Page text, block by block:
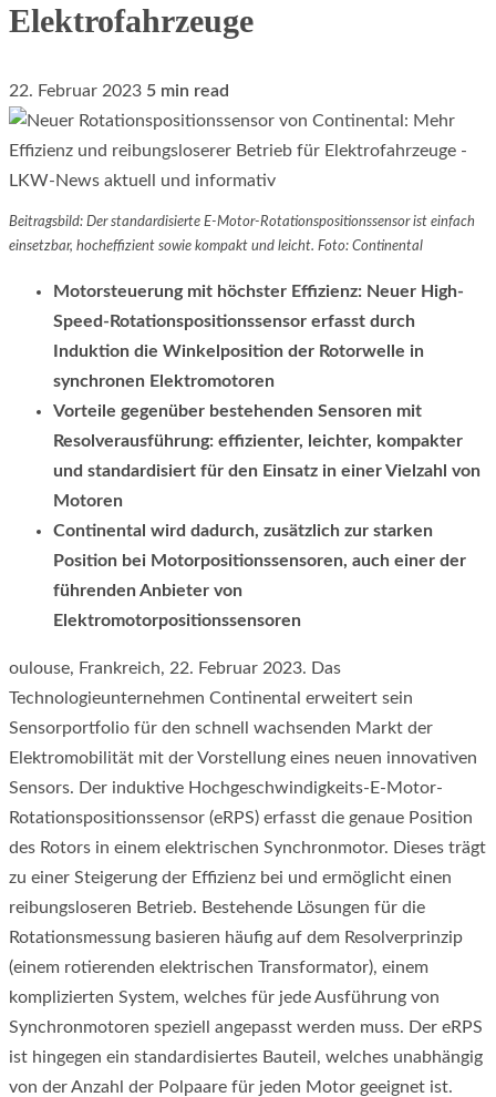
Elektrofahrzeuge
22. Februar 2023 5 min read
Beitragsbild: Der standardisierte E-Motor-Rotationspositionssensor ist einfach
einsetzbar, hocheffizient sowie kompakt und leicht. Foto: Continental
Motorsteuerung mit höchster Effizienz: Neuer High-
Speed-Rotationspositionssensor erfasst durch
Induktion die Winkelposition der Rotorwelle in
synchronen Elektromotoren
Vorteile gegenüber bestehenden Sensoren mit
Resolverausführung: effizienter, leichter, kompakter
und standardisiert für den Einsatz in einer Vielzahl von
Motoren
Continental wird dadurch, zusätzlich zur starken
Position bei Motorpositionssensoren, auch einer der
führenden Anbieter von
Elektromotorpositionssensoren
oulouse, Frankreich, 22. Februar 2023. Das
Technologieunternehmen Continental erweitert sein
Sensorportfolio für den schnell wachsenden Markt der
Elektromobilität mit der Vorstellung eines neuen innovativen
Sensors. Der induktive Hochgeschwindigkeits-E-Motor-
Rotationspositionssensor (eRPS) erfasst die genaue Position
des Rotors in einem elektrischen Synchronmotor. Dieses trägt
zu einer Steigerung der Effizienz bei und ermöglicht einen
reibungsloseren Betrieb. Bestehende Lösungen für die
Rotationsmessung basieren häufig auf dem Resolverprinzip
(einem rotierenden elektrischen Transformator), einem
komplizierten System, welches für jede Ausführung von
Synchronmotoren speziell angepasst werden muss. Der eRPS
ist hingegen ein standardisiertes Bauteil, welches unabhängig
von der Anzahl der Polpaare für jeden Motor geeignet ist.